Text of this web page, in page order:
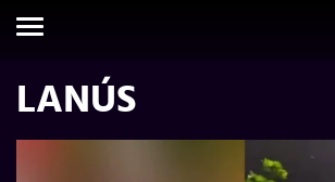
LANÚS